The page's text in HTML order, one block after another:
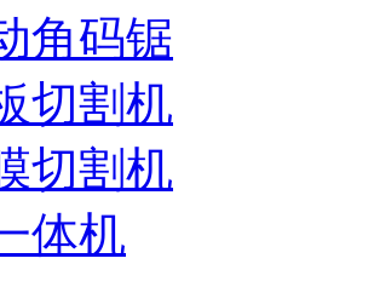
角码锯
切割机
切割机
体机